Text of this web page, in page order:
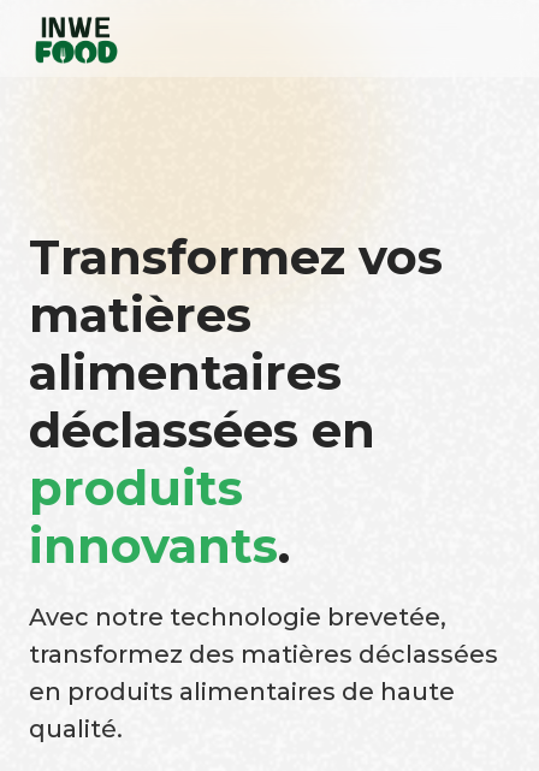
Transformez vos
matières
alimentaires
déclassées en
produits
innovants.
Avec notre technologie brevetée,
transformez des matières déclassées
en produits alimentaires de haute
qualité.